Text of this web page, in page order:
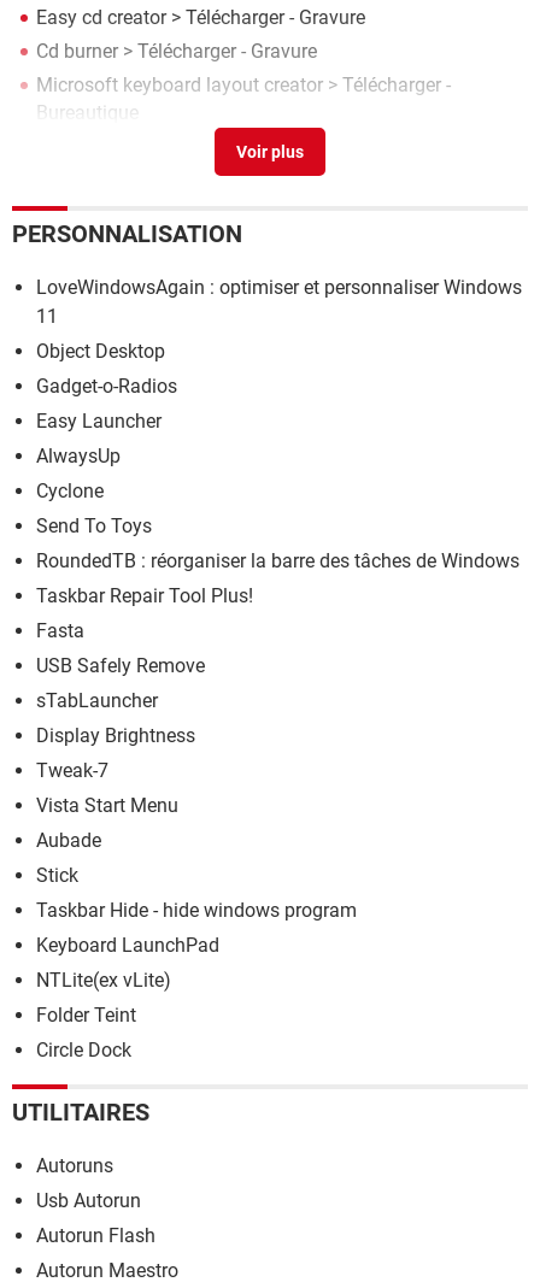
Easy cd creator> Télécharger - Gravure
Cd burner > Télécharger - Gravure
Microsoft keyboard layout creator > Télécharger -
Bureautique
> Télécharger - PDF
PERSONNALISATION
LoveWindowsAgain : optimiser et personnaliser Windows
11
Object Desktop
Gadget-o-Radios
Easy Launcher
AlwaysUp
Cyclone
Send To Toys
RoundedTB : réorganiser la barre des tâches de Windows
Taskbar Repair Tool Plus!
Fasta
USB Safely Remove
sTabLauncher
Display Brightness
Tweak-7
Vista Start Menu
Aubade
Stick
Taskbar Hide - hide windows program
Keyboard LaunchPad
NTLite(ex vLite)
Folder Teint
Circle Dock
UTILITAIRES
Autoruns
Usb Autorun
Autorun Flash
Autorun Maestro